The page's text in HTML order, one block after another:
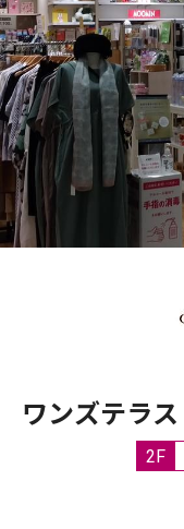
ワンズテラス
2F